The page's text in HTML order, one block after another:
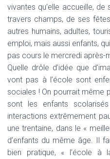
vivantes qu’elle accueille,
travers champs, de ses
autres humains, adultes,
emploi, mais aussi enfants,
pas cours le mercredi après-
Quelle drôle d’idée que
vont pas à l’école sont
sociales ! On pourrait même
sont les enfants
interactions extrêmement
une trentaine, dans le «
d’enfants du même âge. Il
bien pratique, « l’école